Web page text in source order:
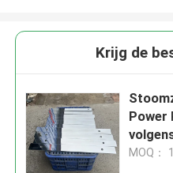
Krijg de
Power
MOQ：